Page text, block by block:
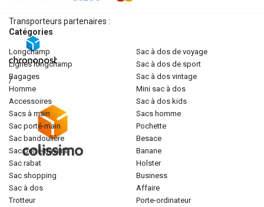
Transporteurs partenaires :
/
Catégories
longchamp
lignes longchamp
bagages
homme
accessoires
sacs à main
sac porté-main
sac bandoulière
sac porté-travers
sac rabat
sac shopping
sac à dos
trotteur
sac à dos de voyage
sac à dos de sport
sac à dos vintage
mini sac à dos
sac à dos kids
sacs homme
pochette
besace
banane
holster
business
affaire
porte-ordinateur